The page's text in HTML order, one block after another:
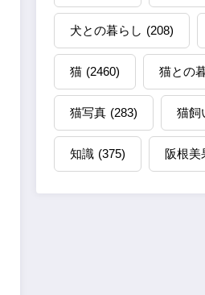
犬との暮らし (208)
猫 (2460) 猫との
猫写真 (283) 猫飼
知識 (375) 阪根美